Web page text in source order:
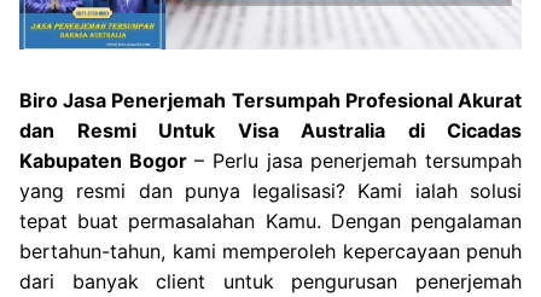
Biro Jasa Penerjemah Tersumpah Profesional Akurat
dan Resmi Untuk Visa Australia di Cicadas
Kabupaten Bogor– Perlu jasa penerjemah tersumpah
yang resmi dan punya legalisasi? Kami ialah solusi
tepat buat permasalahan Kamu. Dengan pengalaman
bertahun-tahun, kami memperoleh kepercayaan penuh
dari banyak client untuk pengurusan penerjemah